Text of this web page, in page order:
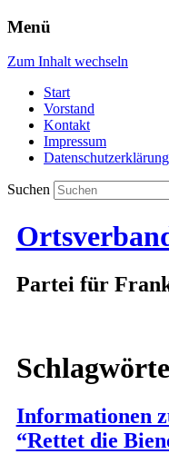
Menü
Zum Inhalt wechseln
Start
Vorstand
Kontakt
Impressum
Datenschutzerklärung
Suchen
Partei für
Informationen
“Rettet die